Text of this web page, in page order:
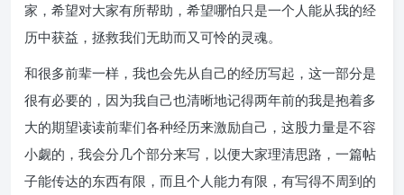
家，希望对大家有所帮助，希望哪怕只是一个人能从我的经
历中获益，拯救我们无助而又可怜的灵魂。
和很多前辈一样，我也会先从自己的经历写起，这一部分是
很有必要的，因为我自己也清晰地记得两年前的我是抱着多
大的期望读读前辈们各种经历来激励自己，这股力量是不容
小觑的，我会分几个部分来写，以便大家理清思路，一篇帖
子能传达的东西有限，而且个人能力有限，有写得不周到的